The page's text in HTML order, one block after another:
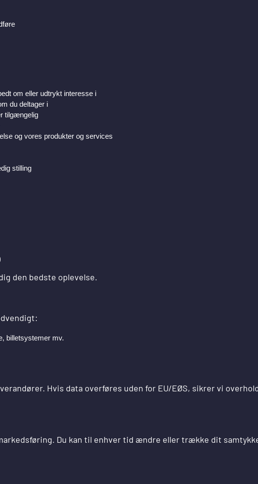
om eller udtrykt interesse i
du deltager i
tilgængelig
og vores produkter og services
stilling
den bedste oplevelse.
billetsystemer mv.
Hvis data overføres uden for EU/EØS, sikrer vi
Du kan til enhver tid ændre eller trække dit